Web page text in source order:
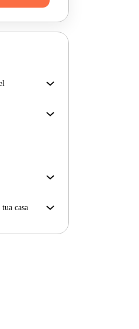
che vedi
un hotel e
casa